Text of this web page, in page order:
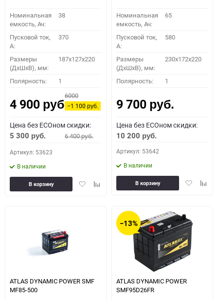
Номинальная
емкость, Ач:
38
Пусковой ток,
A:
370
Размеры
(ДхШхВ), мм:
187x127x220
Полярность: 1
4 900 руб.
6000
−1 100руб.
Цена без ECOном скидки:
5 300 руб. 6 400руб.
Артикул: 53623
В наличии
ДобавитьДобавить
В корзину
Номинальная
емкость, Ач:
65
Пусковой ток,
A:
580
Размеры
(ДхШхВ), мм:
230x172x220
Полярность: 1
9 700 руб.
Цена без ECOном скидки:
10 200 руб.
Артикул: 53642
В наличии
Добавить
В корзину
ATLAS DYNAMIC POWER SMF
MF85-500
−13%
ATLAS DYNAMIC POWER
SMF95D26FR